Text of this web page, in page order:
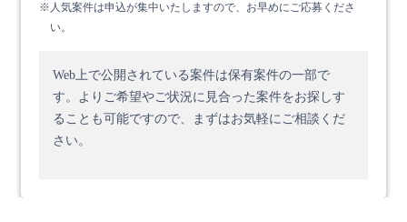
※人気案件は申込が集中いたしますので、お早めにご応募くださ
い。
Web上で公開されている案件は保有案件の一部で
す。 よりご希望やご状況に見合った案件をお探しす
ることも可能ですので、まずはお気軽にご相談くだ
さい。